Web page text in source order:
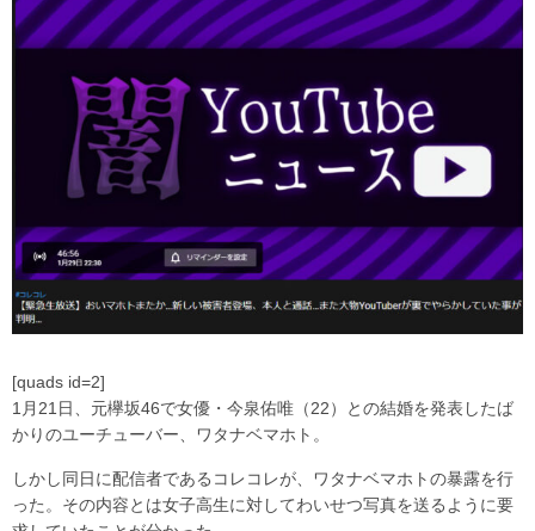
[quads id=2]
1月21日、元欅坂46で女優・今泉佑唯（22）との結婚を発表したば
かりのユーチューバー、ワタナベマホト。
しかし同日に配信者であるコレコレが、ワタナベマホトの暴露を行
った。その内容とは女子高生に対してわいせつ写真を送るように要